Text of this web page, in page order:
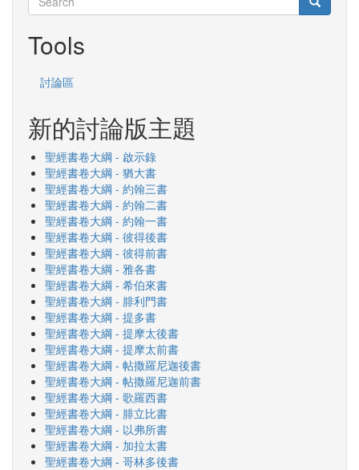
Search
Tools
討論區
新的討論版主題
聖經書卷大綱 - 啟示錄
聖經書卷大綱 - 猶大書
聖經書卷大綱 - 約翰三書
聖經書卷大綱 - 約翰二書
聖經書卷大綱 - 約翰一書
聖經書卷大綱 - 彼得後書
聖經書卷大綱 - 彼得前書
聖經書卷大綱 - 雅各書
聖經書卷大綱 - 希伯來書
聖經書卷大綱 - 腓利門書
聖經書卷大綱 - 提多書
聖經書卷大綱 - 提摩太後書
聖經書卷大綱 - 提摩太前書
聖經書卷大綱 - 帖撒羅尼迦後書
聖經書卷大綱 - 帖撒羅尼迦前書
聖經書卷大綱 - 歌羅西書
聖經書卷大綱 - 腓立比書
聖經書卷大綱 - 以弗所書
聖經書卷大綱 - 加拉太書
聖經書卷大綱 - 哥林多後書